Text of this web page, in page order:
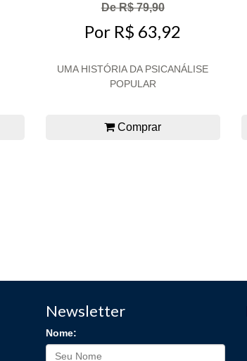
De R$ 79,90
Por R$ 63,92
UMA HISTÓRIA DA PSICANÁLISE
POPULAR
Comprar
Newsletter
Nome: